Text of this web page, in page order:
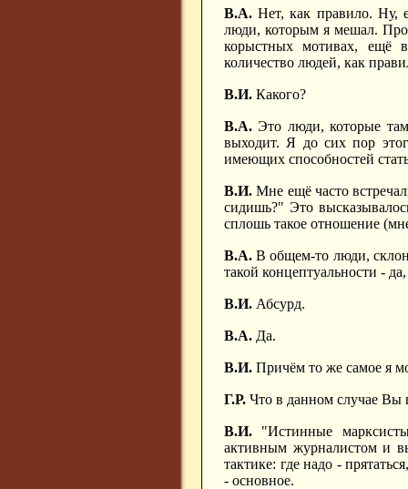
В.А. Нет, как правило. Ну,
люди, которым я мешал.
корыстных мотивах, ещё
количество людей, как
В.И. Какого?
В.А. Это люди, которые
выходит. Я до сих пор
имеющих способностей
В.И. Мне ещё часто
сидишь?" Это
сплошь такое отношение
В.А. В общем-то люди,
такой концептуальности -
В.И. Абсурд.
В.А. Да.
В.И. Причём то же самое я
Г.Р. Что в данном случае Вы
В.И. "Истинные
активным журналистом и
тактике: где надо -
- основное.